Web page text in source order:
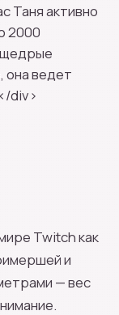
Таня активно
2000
щедрые
она ведет
div>
Twitch как
и
— вес